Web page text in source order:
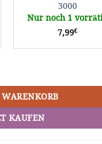
3000
Nur noch 1
7,99€
KAUFEN